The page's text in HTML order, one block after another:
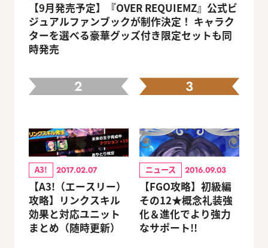
【9月発売予定】『OVER REQUIEMZ』公式ビ
ジュアルファンブックが制作決定！ キャラク
ターを選べる豪華グッズ付き限定セットも同
時発売
2
A3! 2017.02.07
【A3!（エースリー）
攻略】リンクスキル
効果と対応ユニット
まとめ（随時更新）
3
ニュース 2016.09.03
【FGO攻略】初級編
その12★概念礼装強
化＆進化でより強力
なサポート!!